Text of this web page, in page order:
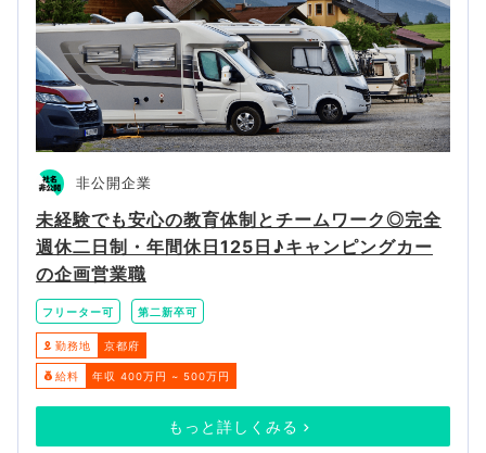
非公開企業
未経験でも安心の教育体制とチームワーク◎完全
週休二日制・年間休日125日♪キャンピングカー
の企画営業職
フリーター可 第二新卒可
勤務地 京都府
給料 年収 400万円 ~ 500万円
もっと詳しくみる